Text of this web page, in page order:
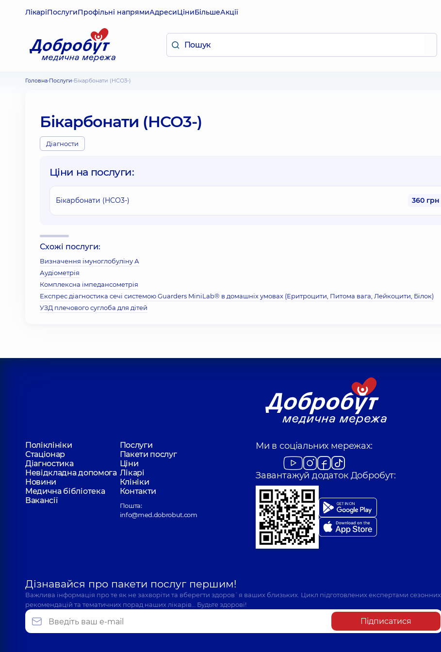
ЛікаріПослугиПрофільні напрямиАдресиЦіниБільшеАкції
Головна Послуги Бікарбонати (HСО3-)
Бікарбонати (HСО3-)
Діагности
Ціни на послуги:
Бікарбонати (HСО3-) 360 грн
Схожі послуги:
Визначення імуноглобуліну А
Аудіометрія
Комплексна імпедансометрія
Експрес діагностика сечі системою Guarders MiniLab® в домашніх умовах (Еритроцити, Питома вага, Лейкоцити, Бiлок)
УЗД плечового суглоба для дітей
Поліклініки
Послуги
Стаціонар
Пакети послуг
Діагностика
Ціни
Невідкладна допомога Лікарі
Новини
Клініки
Медична бібліотека
Контакти
Вакансії
Пошта:
info@med.dobrobut.com
Ми в соціальних мережах:
Завантажуй додаток Добробут:
Дізнавайся про пакети послуг першим!
Важлива інформація про те як не захворіти та вберегти здоров`я ваших близьких. Цикл підготовлених експертами сезонних
рекомендацій та тематичних порад наших лікарів… Будьте здорові!
Підписатися